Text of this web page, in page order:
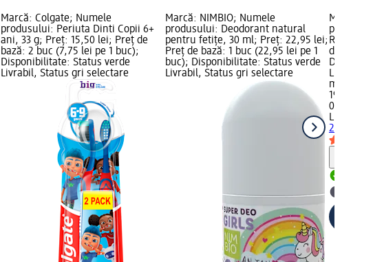
Marcă: Colgate; Numele
produsului: Periuta Dinti Copii 6+
ani, 33 g; Preț: 15,50 lei; Preț de
bază: 2 buc (7,75 lei pe 1 buc);
Disponibilitate: Status verde
Livrabil, Status gri selectare
Marcă: NIMBIO; Numele
produsului: Deodorant natural
pentru fetițe, 30 ml; Preț: 22,95 lei;
Preț de bază: 1 buc (22,95 lei pe 1
buc); Disponibilitate: Status verde
Livrabil, Status gri selectare
Marcă:
produsului:
Rinse, 250
de bază:
Livrabil,
magazin
19,60 lei
0,25 l
LISTERINE
250 ml